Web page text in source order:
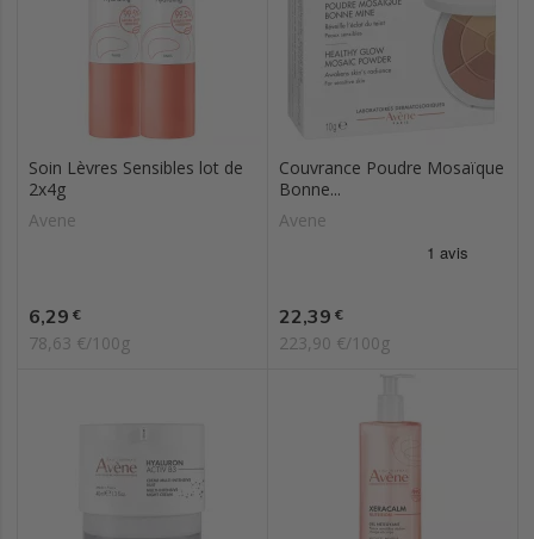
Soin Lèvres Sensibles lot de
2x4g
Avene
Prix
6,29 €
78,63 €/100g
Couvrance Poudre Mosaïque
Bonne...
Avene
Prix
22,39 €
223,90 €/100g